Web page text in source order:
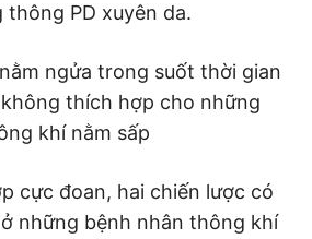
PD xuyên da.
ngửa trong suốt thời gian
thích hợp cho những
khí nằm sấp
cực đoan, hai chiến lược có
những bệnh nhân thông khí